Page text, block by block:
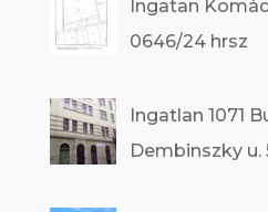
Ingatan
0646/24 hrsz
Ingatlan 1071
Dembinszky u.